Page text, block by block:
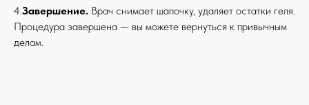
4.Завершение. Врач снимает шапочку, удаляет остатки геля.
Процедура завершена — вы можете вернуться к привычным
делам.